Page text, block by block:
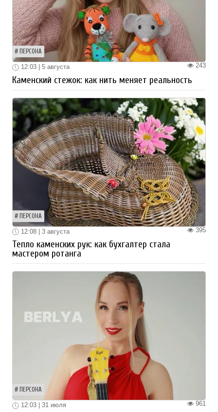
ПЕРСОНА
243
12:03 | 5 августа
Каменский стежок: как нить меняет реальность
ПЕРСОНА
395
12:08 | 3 августа
Тепло каменских рук: как бухгалтер стала
мастером ротанга
ПЕРСОНА
961
12:03 | 31 июля